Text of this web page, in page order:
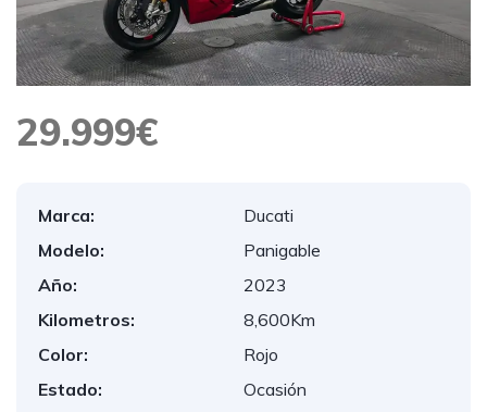
29.999€
Marca:
Ducati
Modelo:
Panigable
Año:
2023
Kilometros:
8,600Km
Color:
Rojo
Estado:
Ocasión